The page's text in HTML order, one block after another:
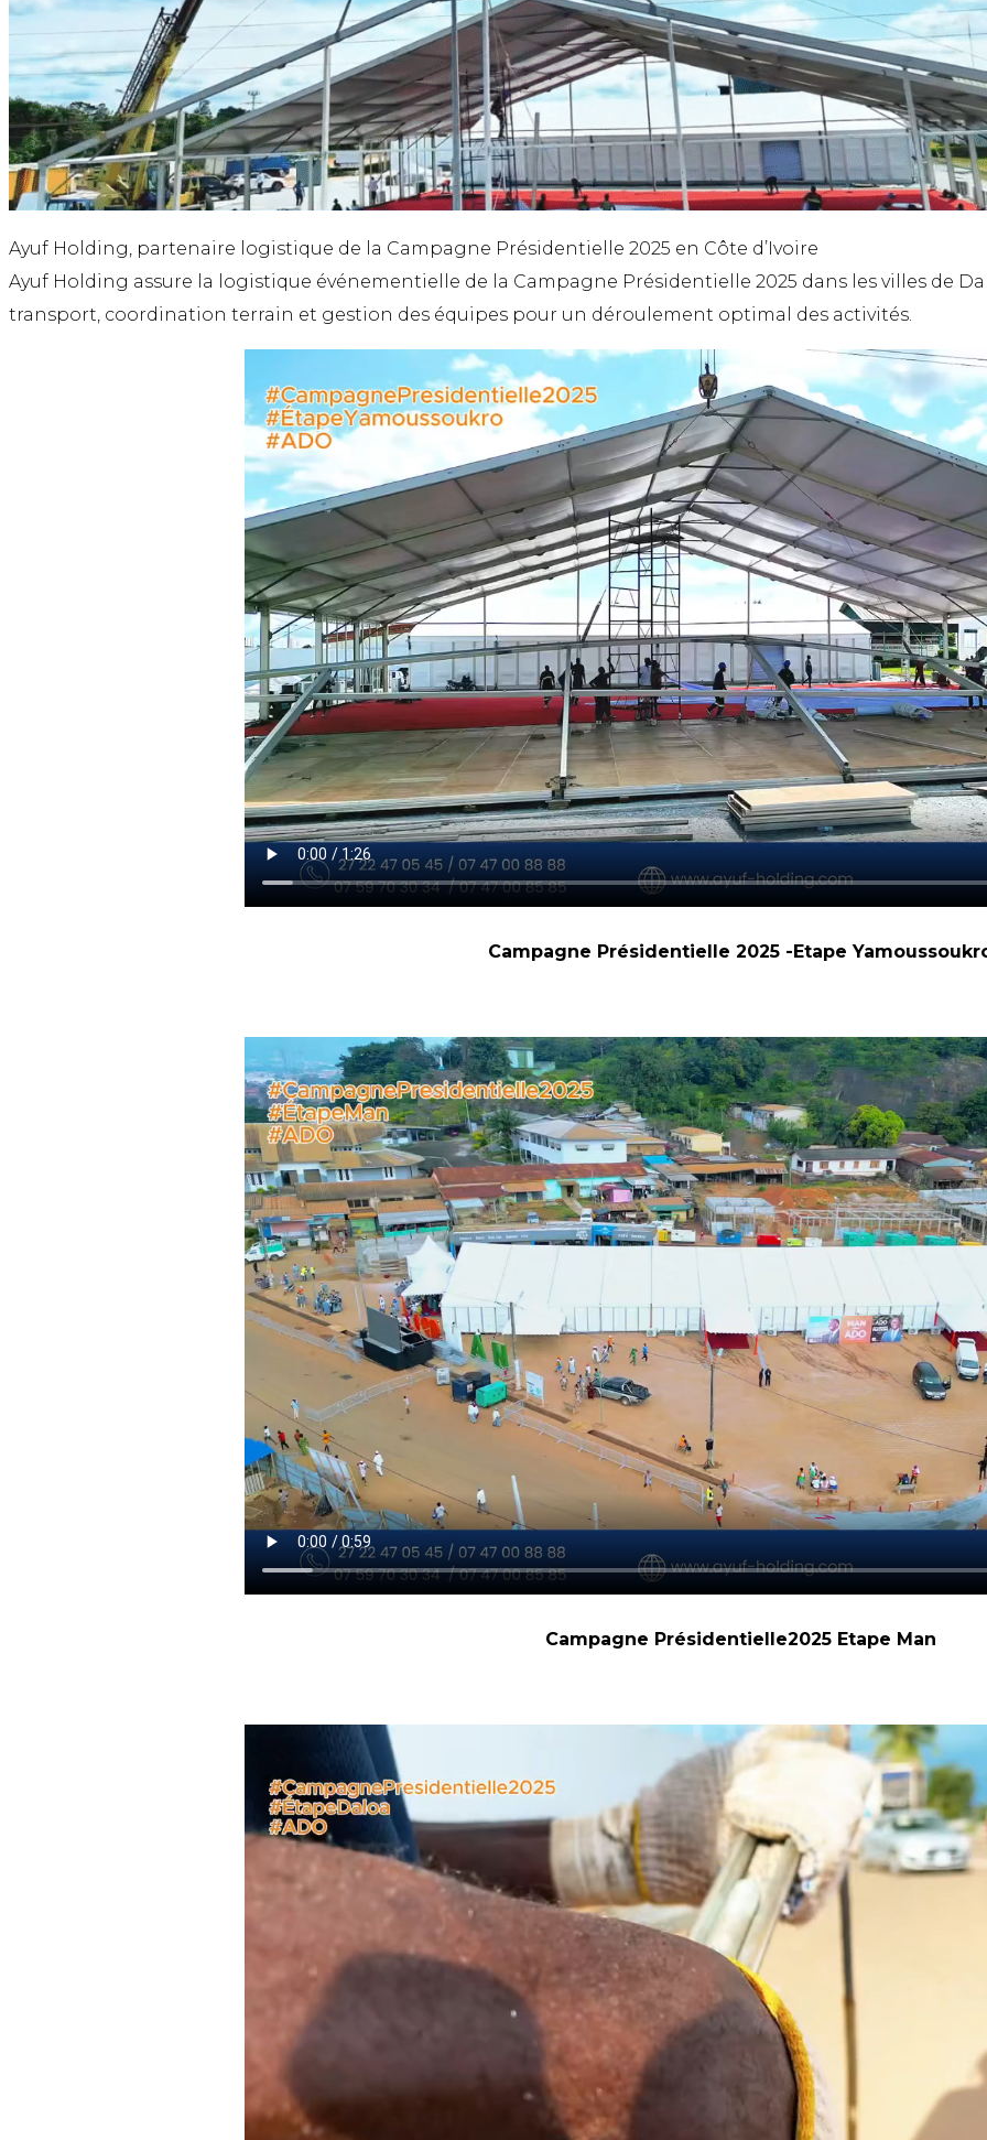
Ayuf Holding, partenaire logistique de la Campagne Présidentielle 2025 en Côte d’Ivoire
Ayuf Holding assure la logistique événementielle de la Campagne Présidentielle 2025 dans les villes de
transport, coordination terrain et gestion des équipes pour un déroulement optimal des activités.
Campagne Présidentielle 2025 -Etape
Campagne Présidentielle2025 Etape Man